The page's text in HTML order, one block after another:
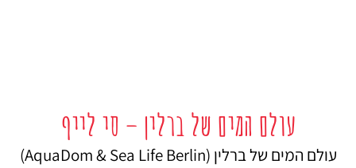
עולם המים של ברלין – סי לייף
עולם המים של ברלין (AquaDom & Sea Life Berlin)